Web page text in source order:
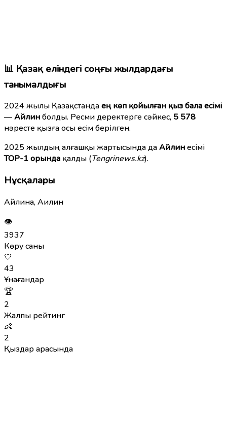
📊 Қазақ еліндегі соңғы жылдардағы
танымалдығы
2024 жылы Қазақстандаең көп қойылған қыз бала есімі
—Айлинболды. Ресми деректерге сәйкес, 5 578
нәресте қызға осы есім берілген.
2025 жылдың алғашқы жартысында даАйлинесімі
TOP-1 орында қалды (Tengrinews.kz).
Нұсқалары
Айлина, Аилин
👁
3937
Көру саны
🤍
43
Ұнағандар
🏆
2
Жалпы рейтинг
👶
2
Қыздар арасында